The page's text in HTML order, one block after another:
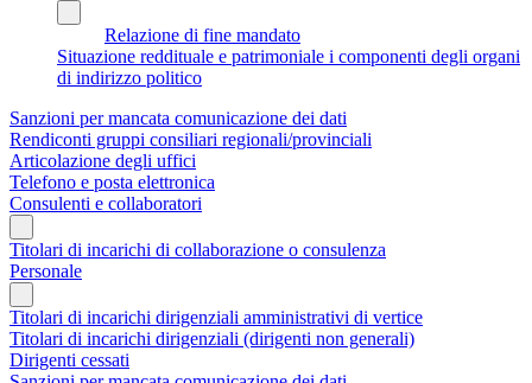
Relazione di fine mandato
Situazione reddituale e patrimoniale i componenti degli organi
di indirizzo politico
Sanzioni per mancata comunicazione dei dati
Rendiconti gruppi consiliari regionali/provinciali
Articolazione degli uffici
Telefono e posta elettronica
Consulenti e collaboratori
Titolari di incarichi di collaborazione o consulenza
Personale
Titolari di incarichi dirigenziali amministrativi di vertice
Titolari di incarichi dirigenziali (dirigenti non generali)
Dirigenti cessati